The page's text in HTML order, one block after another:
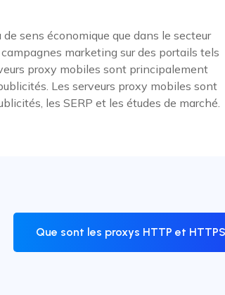
sens économique que dans le secteur
marketing sur des portails tels
proxy mobiles sont principalement
Les serveurs proxy mobiles sont
les SERP et les études de marché.
Que sont les proxys HTTP et